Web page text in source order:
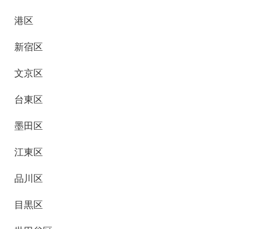
港区
新宿区
文京区
台東区
墨田区
江東区
品川区
目黒区